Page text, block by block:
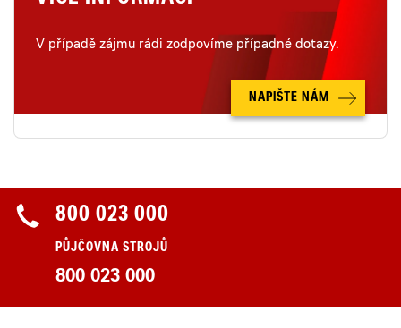
V případě zájmu rádi zodpovíme případné dotazy.
NAPIŠTE NÁM
800 023 000
PŮJČOVNA STROJŮ
800 023 000